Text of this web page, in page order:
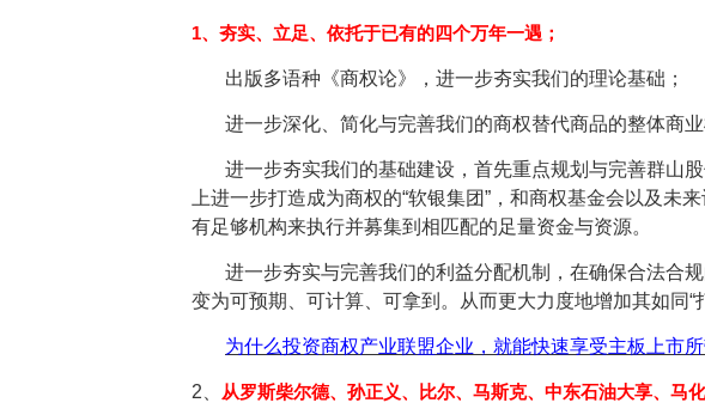
1、夯实、立足、依托于已有的四个万年一遇；
出版多语种《商权论》，进一步夯实我们的理论基础；
进一步深化、简化与完善我们的商权替代商品的整体商
进一步夯实我们的基础建设，首先重点规划与完善群山
上进一步打造成为商权的“软银集团”，和商权基金会以及未
有足够机构来执行并募集到相匹配的足量资金与资源。
进一步夯实与完善我们的利益分配机制，在确保合法合
变为可预期、可计算、可拿到。从而更大力度地增加其如同“
为什么投资商权产业联盟企业，就能快速享受主板上市
2、 从罗斯柴尔德、孙正义、比尔、马斯克、中东石油大享、马